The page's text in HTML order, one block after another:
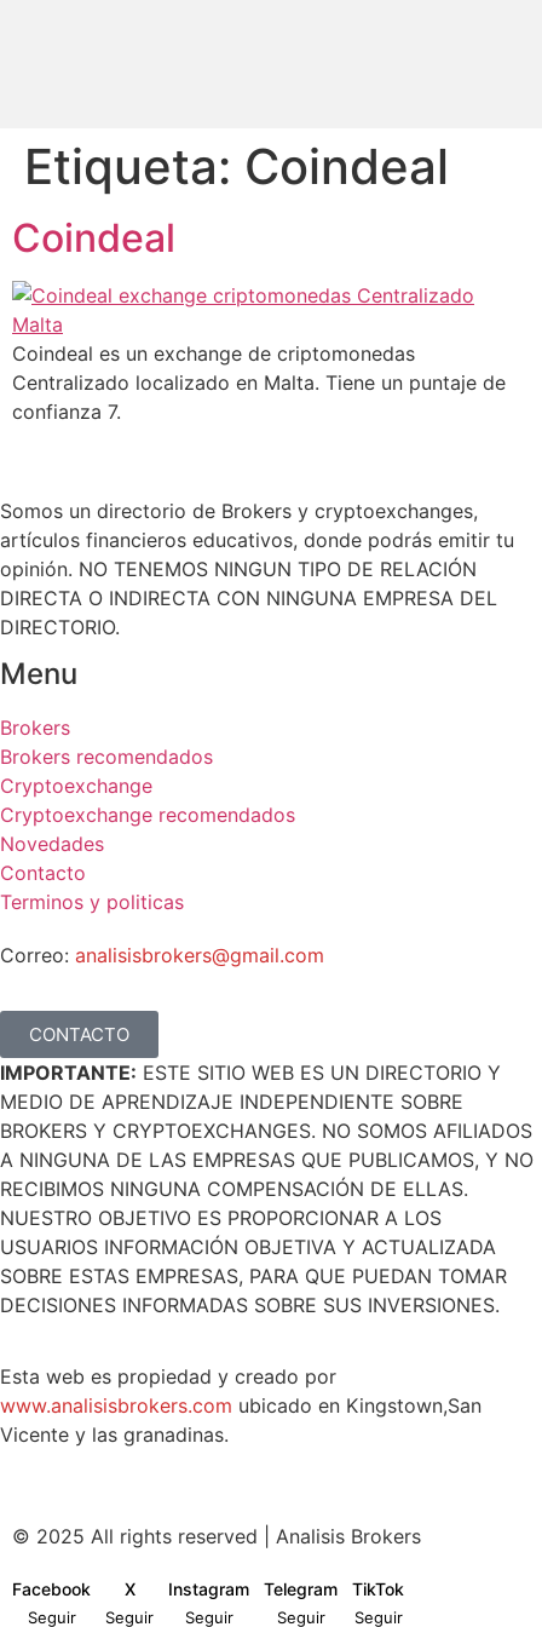
Etiqueta: Coindeal
Coindeal
Coindeal es un exchange de criptomonedas
Centralizado localizado en Malta. Tiene un puntaje de
confianza 7.
Somos un directorio de Brokers y cryptoexchanges,
artículos financieros educativos, donde podrás emitir tu
opinión. NO TENEMOS NINGUN TIPO DE RELACIÓN
DIRECTA O INDIRECTA CON NINGUNA EMPRESA DEL
DIRECTORIO.
Menu
Brokers
Brokers recomendados
Cryptoexchange
Cryptoexchange recomendados
Novedades
Contacto
Terminos y politicas
Correo: analisisbrokers@gmail.com
CONTACTO
IMPORTANTE: ESTE SITIO WEB ES UN DIRECTORIO Y
MEDIO DE APRENDIZAJE INDEPENDIENTE SOBRE
BROKERS Y CRYPTOEXCHANGES. NO SOMOS AFILIADOS
A NINGUNA DE LAS EMPRESAS QUE PUBLICAMOS, Y NO
RECIBIMOS NINGUNA COMPENSACIÓN DE ELLAS.
NUESTRO OBJETIVO ES PROPORCIONAR A LOS
USUARIOS INFORMACIÓN OBJETIVA Y ACTUALIZADA
SOBRE ESTAS EMPRESAS, PARA QUE PUEDAN TOMAR
DECISIONES INFORMADAS SOBRE SUS INVERSIONES.
Esta web es propiedad y creado por
www.analisisbrokers.com ubicado en Kingstown,San
Vicente y las granadinas.
© 2025 All rights reserved | Analisis Brokers
Facebook
Seguir
X
Seguir
Instagram
Seguir
Telegram
Seguir
TikTok
Seguir